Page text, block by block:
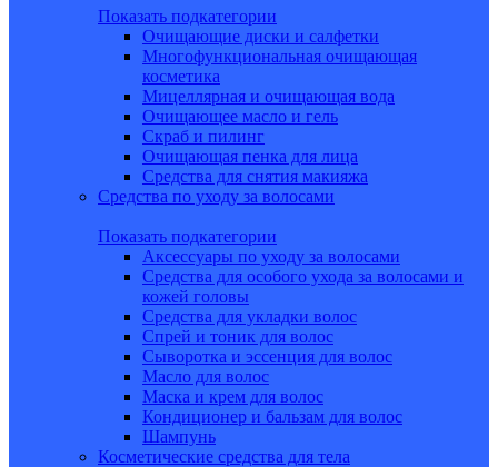
Показать подкатегории
Очищающие диски и салфетки
Многофункциональная очищающая
косметика
Мицеллярная и очищающая вода
Очищающее масло и гель
Скраб и пилинг
Очищающая пенка для лица
Средства для снятия макияжа
Средства по уходу за волосами
Показать подкатегории
Аксессуары по уходу за волосами
Средства для особого ухода за волосами и
кожей головы
Средства для укладки волос
Спрей и тоник для волос
Сыворотка и эссенция для волос
Масло для волос
Маска и крем для волос
Кондиционер и бальзам для волос
Шампунь
Косметические средства для тела